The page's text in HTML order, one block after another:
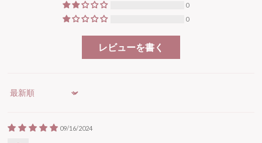
0
0
レビューを書く
Sort by
09/16/2024